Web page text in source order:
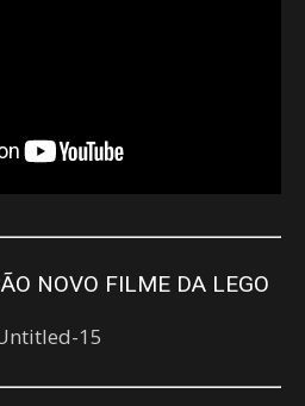
NOVO FILME DA LEGO